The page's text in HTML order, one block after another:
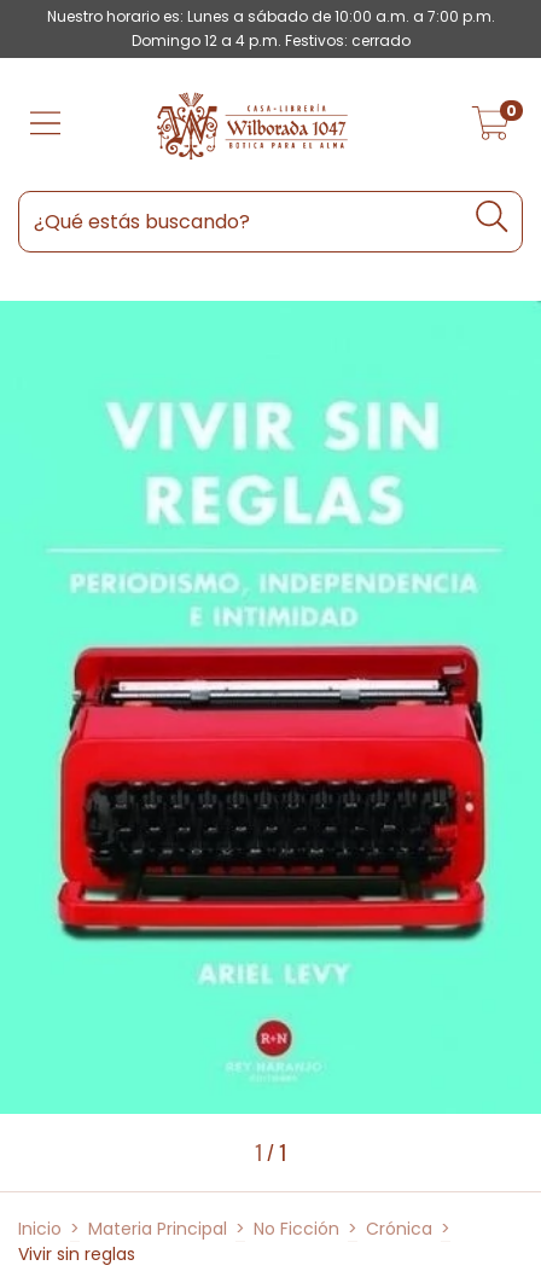
Nuestro horario es: Lunes a sábado de 10:00 a.m. a 7:00 p.m.
Domingo 12 a 4 p.m. Festivos: cerrado
0
1 /1
Inicio > Materia Principal > No Ficción > Crónica >
Vivir sin reglas